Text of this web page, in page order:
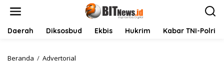
Daerah Diksosbud Ekbis Hukrim Kabar TNI-Polri
Beranda / Advertorial